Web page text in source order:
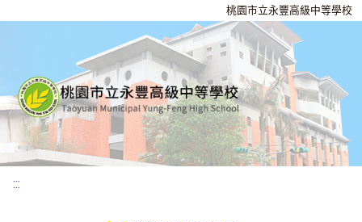
桃園市立永豐高級中等學校
:::